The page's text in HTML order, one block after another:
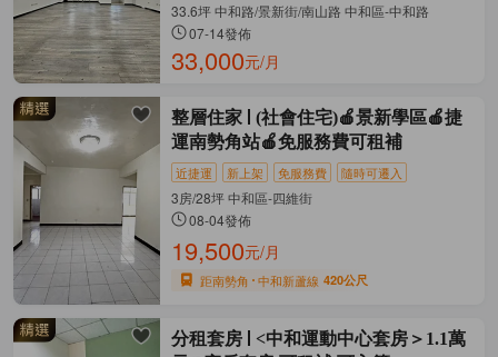
33.6坪 中和路/景新街/南山路 中和區-中和路
07-14發佈
33,000元/月
整層住家
(社會住宅)🍎景新學區🍎捷
運南勢角站🍎免服務費可租補
近捷運 新上架 免服務費 隨時可遷入
3房/28坪 中和區-四維街
08-04發佈
19,500元/月
距南勢角 中和新蘆線 420公尺
分租套房
<中和運動中心套房＞1.1萬